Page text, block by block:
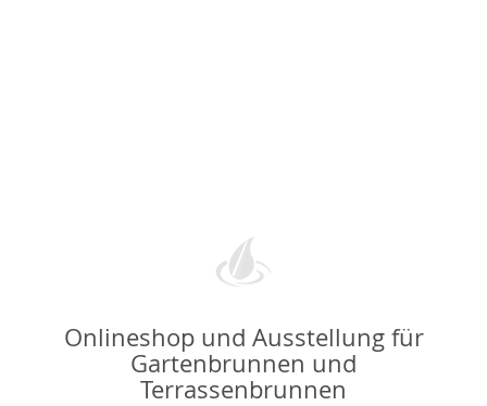
Onlineshop und Ausstellung für
Gartenbrunnen und
Terrassenbrunnen